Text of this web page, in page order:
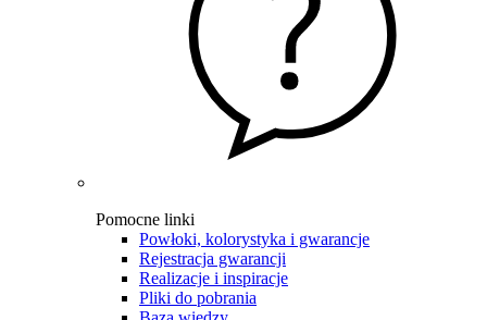
Pomocne linki
Powłoki, kolorystyka i gwarancje
Rejestracja gwarancji
Realizacje i inspiracje
Pliki do pobrania